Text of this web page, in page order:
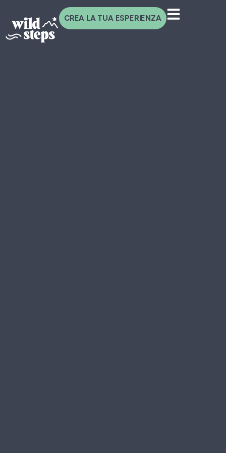
CREA LA TUA ESPERIENZA